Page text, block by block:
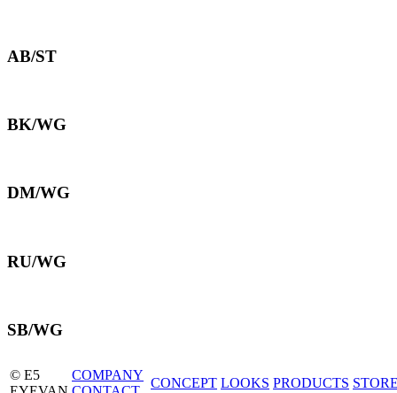
AB/ST
BK/WG
DM/WG
RU/WG
SB/WG
© E5
COMPANY
CONCEPT LOOKS PRODUCTS